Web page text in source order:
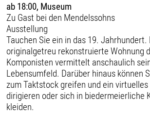
ab 18:00, Museum
Zu Gast bei den Mendelssohns
Ausstellung
Tauchen Sie ein in das 19. Jahrhundert.
originalgetreu rekonstruierte Wohnung
Komponisten vermittelt anschaulich
Lebensumfeld. Darüber hinaus können
zum Taktstock greifen und ein
dirigieren oder sich in biedermeierliche
kleiden.